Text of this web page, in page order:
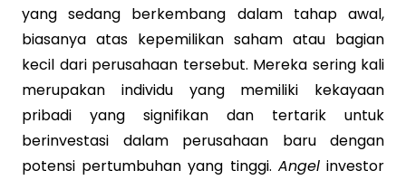
yang sedang berkembang dalam tahap awal,
biasanya atas kepemilikan saham atau bagian
kecil dari perusahaan tersebut. Mereka sering kali
merupakan individu yang memiliki kekayaan
pribadi yang signifikan dan tertarik untuk
berinvestasi dalam perusahaan baru dengan
potensi pertumbuhan yang tinggi. Angelinvestor